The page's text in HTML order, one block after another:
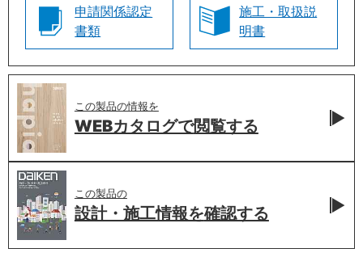
申請関係認定
書類
施工・取扱説
明書
この製品の情報を
WEBカタログで閲覧する
この製品の
設計・施工情報を確認する